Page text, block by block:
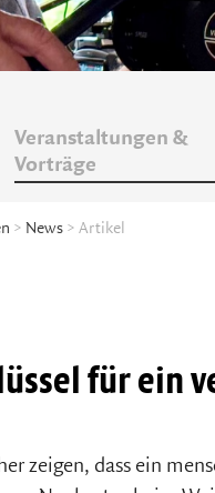
Veranstaltungen &
Vorträge
> News > Artikel
für ein
zeigen, dass ein